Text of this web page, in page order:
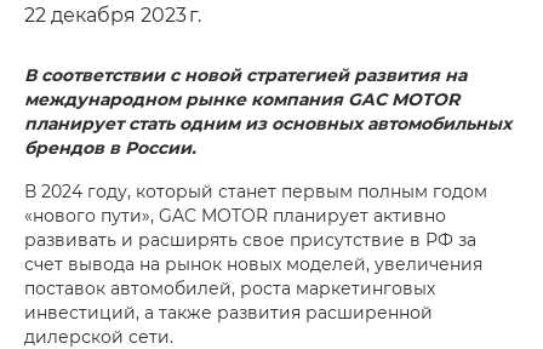
22 декабря 2023 г.
В соответствии с новой стратегией развития на
международном рынке компания GAC MOTOR
планирует стать одним из основных автомобильных
брендов в России.
В 2024 году, который станет первым полным годом
«нового пути», GAC MOTOR планирует активно
развивать и расширять свое присутствие в РФ за
счет вывода на рынок новых моделей, увеличения
поставок автомобилей, роста маркетинговых
инвестиций, а также развития расширенной
дилерской сети.